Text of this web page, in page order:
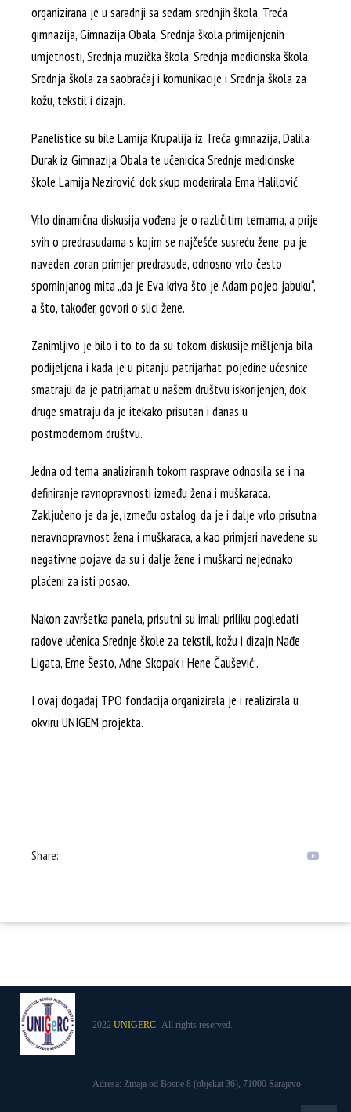
organizirana je u saradnji sa sedam srednjih škola, Treća
gimnazija, Gimnazija Obala, Srednja škola primijenjenih
umjetnosti, Srednja muzička škola, Srednja medicinska škola,
Srednja škola za saobraćaj i komunikacije i Srednja škola za
kožu, tekstil i dizajn.
Panelistice su bile Lamija Krupalija iz Treća gimnazija, Dalila
Durak iz Gimnazija Obala te učenicica Srednje medicinske
škole Lamija Nezirović, dok skup moderirala Ema Halilović
Vrlo dinamična diskusija vođena je o različitim temama, a prije
svih o predrasudama s kojim se najčešće susreću žene, pa je
naveden zoran primjer predrasude, odnosno vrlo često
spominjanog mita „da je Eva kriva što je Adam pojeo jabuku“,
a što, također, govori o slici žene.
Zanimljivo je bilo i to to da su tokom diskusije mišljenja bila
podijeljena i kada je u pitanju patrijarhat, pojedine učesnice
smatraju da je patrijarhat u našem društvu iskorijenjen, dok
druge smatraju da je itekako prisutan i danas u
postmodernom društvu.
Jedna od tema analiziranih tokom rasprave odnosila se i na
definiranje ravnopravnosti između žena i muškaraca.
Zaključeno je da je, između ostalog, da je i dalje vrlo prisutna
neravnopravnost žena i muškaraca, a kao primjeri navedene su
negativne pojave da su i dalje žene i muškarci nejednako
plaćeni za isti posao.
Nakon završetka panela, prisutni su imali priliku pogledati
radove učenica Srednje škole za tekstil, kožu i dizajn Nađe
Ligata, Eme Šesto, Adne Skopak i Hene Čaušević..
I ovaj događaj TPO fondacija organizirala je i realizirala u
okviru UNIGEM projekta.
Share:
2022 UNIGERC. All rights reserved.
Adresa: Zmaja od Bosne 8 (objekat 36), 71000 Sarajevo